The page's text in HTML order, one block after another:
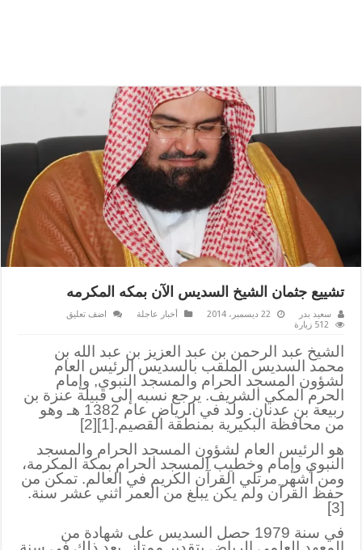
تشييع جثمان الشيخ السديس الآن بمكه المكرمه
سعيد بدر 22 ديسمبر، 2014 أخبار عاجلة
اضف تعليق
512 زيارة
الشيخ عبد الرحمن بن عبد العزيز بن عبد الله بن
محمد السديس الملقب بالسديس الرئيس العام
لشؤون المسجد الحرام والمسجد النبوي, وإمام
الحرم المكي الشريف. يرجع نسبه إلى قبيلة عنزة بن
ربيعة بن عدنان. ولد في الرياض عام 1382 هـ وهو
من محافظة البكيرية بمنطقة القصيم.[1][2]
هو الرئيس العام لشؤون المسجد الحرام والمسجد
النبوي وإمام وخطيب المسجد الحرام بمكة المكرمة،
ومن أشهر مرتلي القرآن الكريم في العالم. تمكن من
حفظ القرآن ولم يكن يبلغ من العمر اثني عشر سنة.
[3]
في سنة 1979 حصل السديس على شهادة من